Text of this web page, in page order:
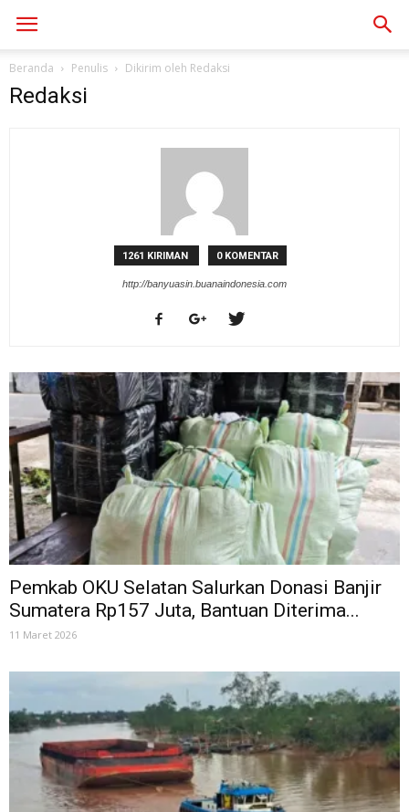
Beranda Penulis Dikirim oleh Redaksi
Redaksi
1261 KIRIMAN 0 KOMENTAR
http://banyuasin.buanaindonesia.com
Pemkab OKU Selatan Salurkan Donasi Banjir
Sumatera Rp157 Juta, Bantuan Diterima...
11 Maret 2026